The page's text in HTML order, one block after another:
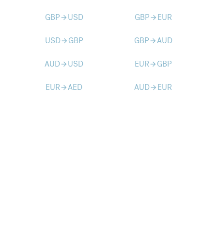
GBParrow_forward USD GBParrow_forward EUR
USDarrow_forward GBP GBParrow_forwardAUD
AUDarrow_forward USD EURarrow_forward GBP
EURarrow_forwardAED AUDarrow_forward EUR